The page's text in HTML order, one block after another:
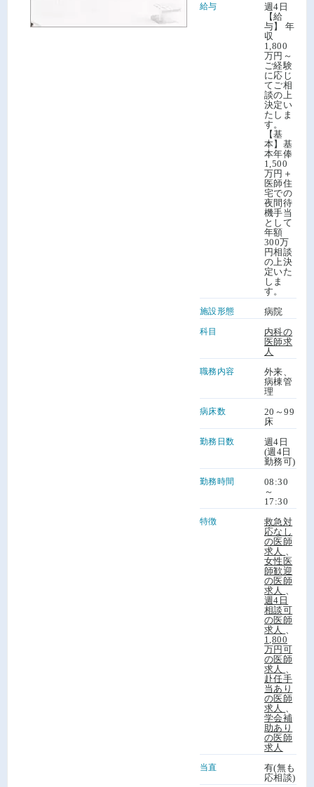
給与
週4日
【給
与】 年
収
1,800
万円～
ご経験
に応じ
てご相
談の上
決定い
たしま
す。
【基
本】基
本年俸
1,500
万円＋
医師住
宅での
夜間待
機手当
として
年額
300万
円相談
の上決
定いた
しま
す。
施設形態 病院
科目
内科の
医師求
人
職務内容
外来、
病棟管
理
病床数
20～99
床
勤務日数
週4日
(週4日
勤務可)
勤務時間
08:30
～
17:30
特徴
救急対
応なし
の医師
求人
女性医
師歓迎
の医師
求人
週4日
相談可
の医師
求人
1,800
万円可
の医師
求人
赴任手
当あり
の医師
求人
学会補
助あり
の医師
求人
当直
有(無も
応相談)